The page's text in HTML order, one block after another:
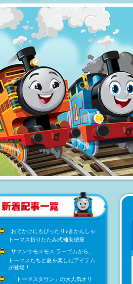
おでかけにもぴったり♪きかんしゃ
トーマス折りたたみ式補助便座
サマンサモスモス ラーゴムから、
トーマスたちと夏を楽しむアイテム
が登場！
「トーマスタウン」の大人気オリ